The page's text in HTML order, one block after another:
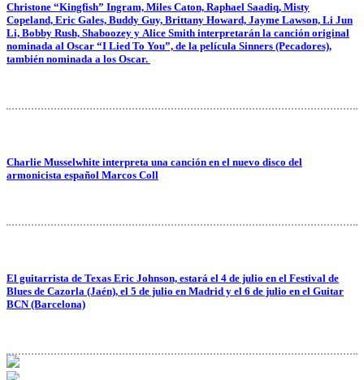
Christone “Kingfish” Ingram, Miles Caton, Raphael Saadiq, Misty
Copeland, Eric Gales, Buddy Guy, Brittany Howard, Jayme Lawson, Li Jun
Li, Bobby Rush, Shaboozey y Alice Smith interpretarán la canción original
nominada al Oscar “I Lied To You”, de la película Sinners (Pecadores),
también nominada a los Oscar.
Charlie Musselwhite interpreta una canción en el nuevo disco del
armonicista español Marcos Coll
El guitarrista de Texas Eric Johnson, estará el 4 de julio en el Festival de
Blues de Cazorla (Jaén), el 5 de julio en Madrid y el 6 de julio en el Guitar
BCN (Barcelona)